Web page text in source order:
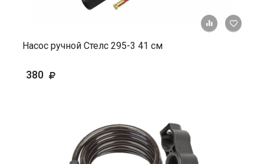
+ К
Насос ручной Стелс 295-3 41 см
380